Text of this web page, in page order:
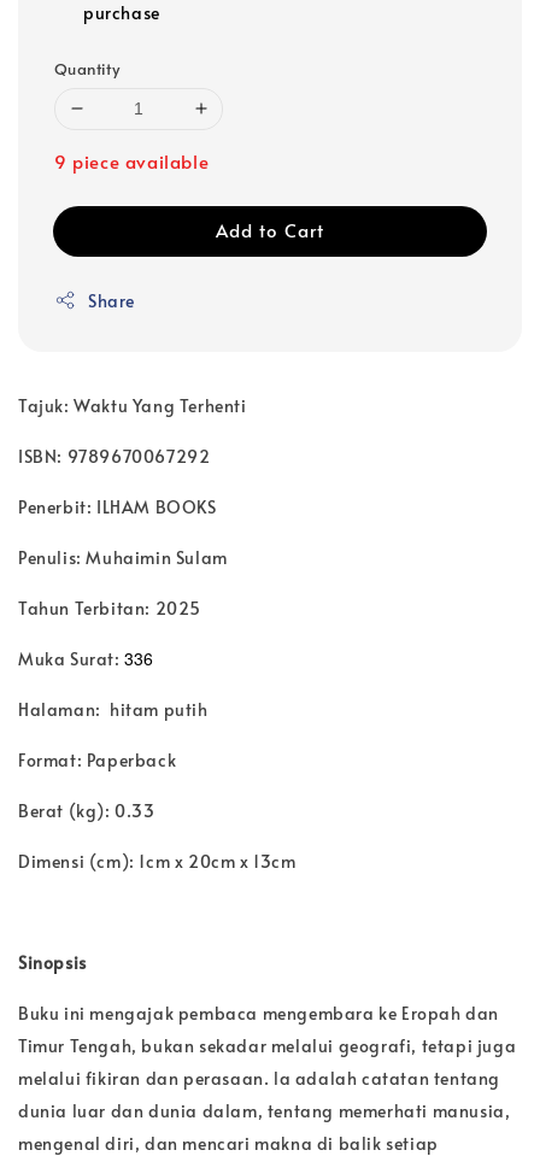
purchase
Quantity
9 piece available
Add to Cart
Share
Tajuk: Waktu Yang Terhenti
ISBN: 9789670067292
Penerbit: ILHAM BOOKS
Penulis: Muhaimin Sulam
Tahun Terbitan: 2025
Muka Surat:336
Halaman: hitam putih
Format: Paperback
Berat (kg): 0.33
Dimensi (cm): 1cm x 20cm x 13cm
Sinopsis
Buku ini mengajak pembaca mengembara ke Eropah dan
Timur Tengah, bukan sekadar melalui geografi, tetapi juga
melalui fikiran dan perasaan. la adalah catatan tentang
dunia luar dan dunia dalam, tentang memerhati manusia,
mengenal diri, dan mencari makna di balik setiap